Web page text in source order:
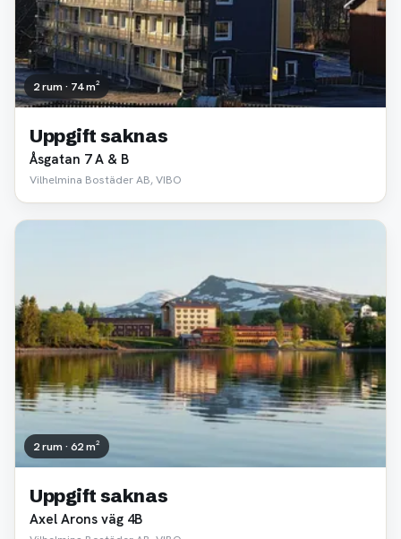
2 rum · 74 m²
Uppgift saknas
Åsgatan 7 A & B
Vilhelmina Bostäder AB, VIBO
2 rum · 62 m²
Uppgift saknas
Axel Arons väg 4B